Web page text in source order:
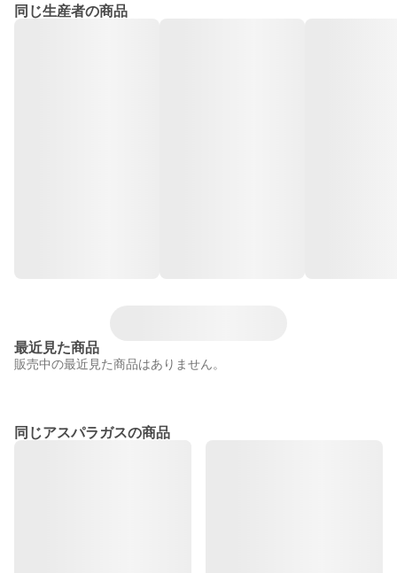
同じ生産者の商品
最近見た商品
販売中の最近見た商品はありません。
同じアスパラガスの商品